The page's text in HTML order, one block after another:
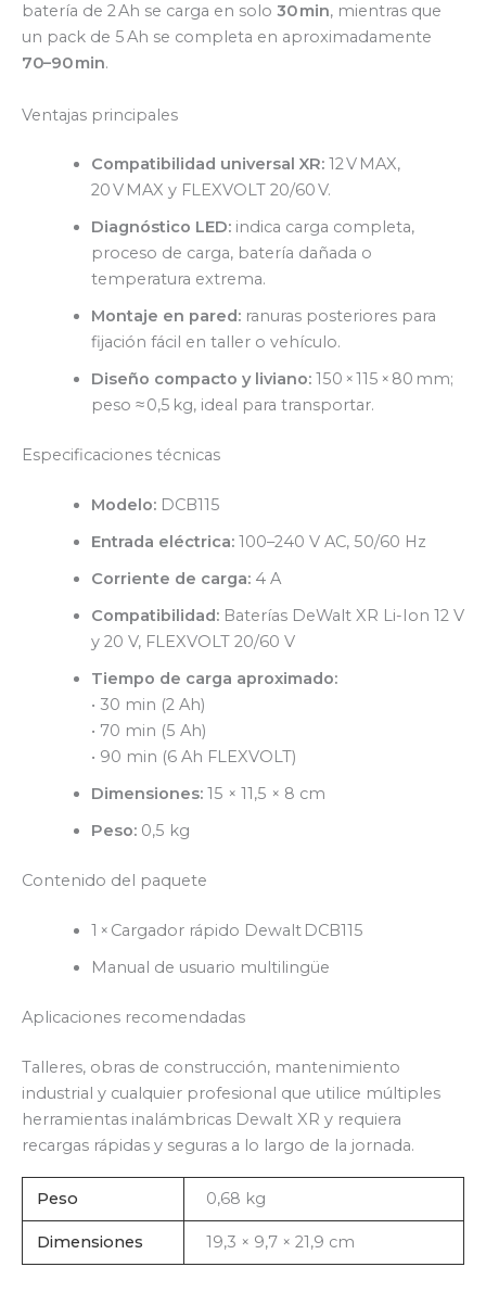
batería de 2 Ah se carga en solo 30 min, mientras que
un pack de 5 Ah se completa en aproximadamente
70–90 min.
Ventajas principales
Compatibilidad universal XR:12 V MAX,
20 V MAX y FLEXVOLT 20/60 V.
Diagnóstico LED:indica carga completa,
proceso de carga, batería dañada o
temperatura extrema.
Montaje en pared:ranuras posteriores para
fijación fácil en taller o vehículo.
Diseño compacto y liviano:150 × 115 × 80 mm;
peso ≈ 0,5 kg, ideal para transportar.
Especificaciones técnicas
Modelo:DCB115
Entrada eléctrica:100–240 V AC, 50/60 Hz
Corriente de carga:4 A
Compatibilidad:Baterías DeWalt XR Li-Ion 12 V
y 20 V, FLEXVOLT 20/60 V
Tiempo de carga aproximado:
• 30 min (2 Ah)
• 70 min (5 Ah)
• 90 min (6 Ah FLEXVOLT)
Dimensiones:15 × 11,5 × 8 cm
Peso:0,5 kg
Contenido del paquete
1 × Cargador rápido Dewalt DCB115
Manual de usuario multilingüe
Aplicaciones recomendadas
Talleres, obras de construcción, mantenimiento
industrial y cualquier profesional que utilice múltiples
herramientas inalámbricas Dewalt XR y requiera
recargas rápidas y seguras a lo largo de la jornada.
Peso 0,68 kg
Dimensiones 19,3 × 9,7 × 21,9 cm